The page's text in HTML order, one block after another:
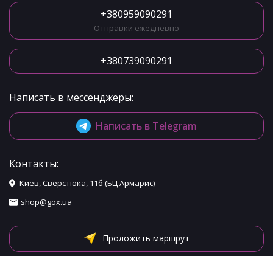
+380959090291
Отправки ежедневно
+380739090291
Написать в мессенджеры:
Написать в Telegram
Контакты:
Киев, Сверстюка, 11б (БЦ Армарис)
shop@gox.ua
Проложить маршрут